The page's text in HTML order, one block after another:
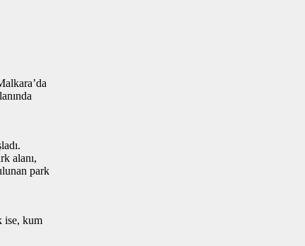
alanı,
park
ise, kum